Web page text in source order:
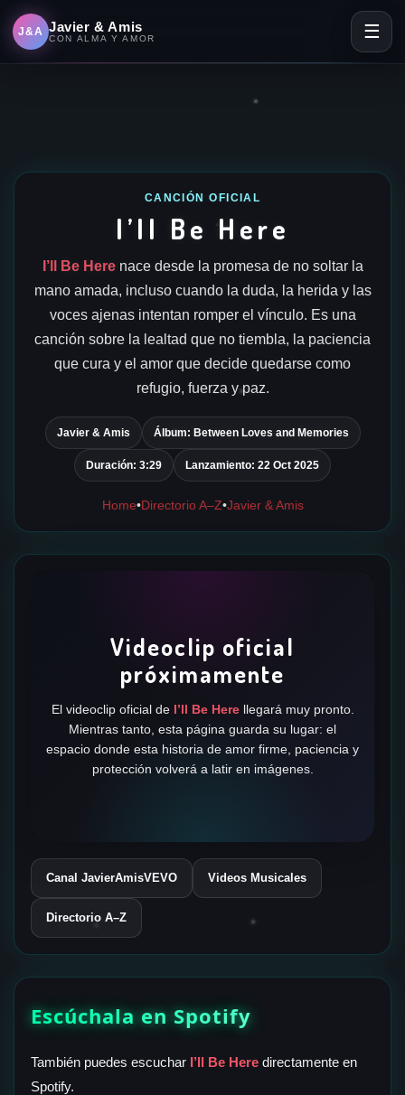
J&A Javier & Amis
CON ALMA Y AMOR ☰
✶
✶
✶
✶
✶
CANCIÓN OFICIAL
I’ll Be Here
I’ll Be Herenace desde la promesa de no soltar la
mano amada, incluso cuando la duda, la herida y las
voces ajenas intentan romper el vínculo. Es una
canción sobre la lealtad que no tiembla, la paciencia
que cura y el amor que decide quedarse como
refugio, fuerza y paz.
Javier & Amis Álbum: Between Loves and Memories
Duración: 3:29 Lanzamiento: 22 Oct 2025
Home•Directorio A–Z•Javier & Amis
Videoclip oficial
próximamente
El videoclip oficial de I’ll Be Herellegará muy pronto.
Mientras tanto, esta página guarda su lugar: el
espacio donde esta historia de amor firme, paciencia y
protección volverá a latir en imágenes.
Canal JavierAmisVEVO Videos Musicales
Directorio A–Z
Escúchala en Spotify
También puedes escuchar I’ll Be Here directamente en
Spotify.